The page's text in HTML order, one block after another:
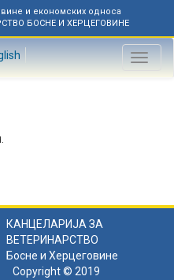
и економских односа
БОСНЕ И ХЕРЦЕГОВИНЕ
Toggle
КАНЦЕЛАРИЈА ЗА
ВЕТЕРИНАРСТВО
Босне и Херцеговине
Copyright © 2019